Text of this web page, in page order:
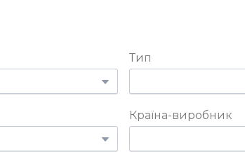
Тип
Країна-виробник